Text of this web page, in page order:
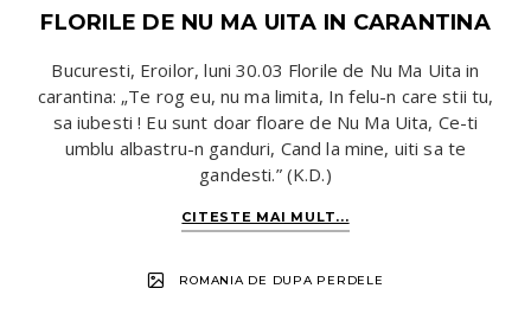
FLORILE DE NU MA UITA IN CARANTINA
Bucuresti, Eroilor, luni 30.03 Florile de Nu Ma Uita in
carantina: „Te rog eu, nu ma limita, In felu-n care stii tu,
sa iubesti ! Eu sunt doar floare de Nu Ma Uita, Ce-ti
umblu albastru-n ganduri, Cand la mine, uiti sa te
gandesti.” (K.D.)
CITESTE MAI MULT...
ROMANIA DE DUPA PERDELE